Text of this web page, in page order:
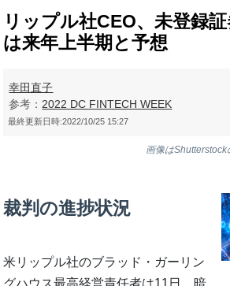
リップル社CEO、未登録
は来年上半期と予想
幸田直子
参考： 2022 DC FINTECH WEEK
最終更新日時:2022/10/25 15:27
画像は
裁判の進捗状況
米リップル社のブラッド・ガーリン
グハウス最高経営責任者は11日、暗